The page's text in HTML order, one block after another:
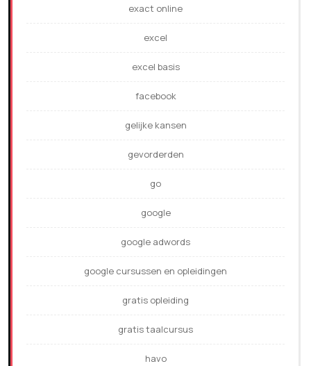
exact online
excel
excel basis
facebook
gelijke kansen
gevorderden
go
google
google adwords
google cursussen en opleidingen
gratis opleiding
gratis taalcursus
havo